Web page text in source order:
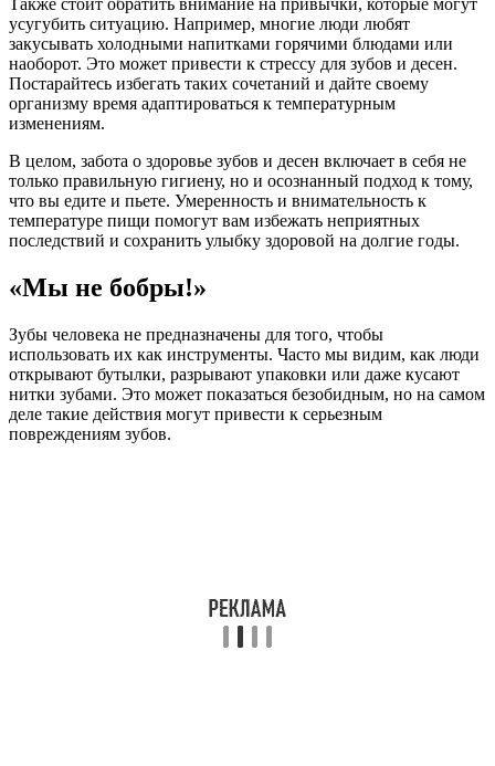
Также стоит обратить внимание на привычки, которые могут
усугубить ситуацию. Например, многие люди любят
закусывать холодными напитками горячими блюдами или
наоборот. Это может привести к стрессу для зубов и десен.
Постарайтесь избегать таких сочетаний и дайте своему
организму время адаптироваться к температурным
изменениям.
В целом, забота о здоровье зубов и десен включает в себя не
только правильную гигиену, но и осознанный подход к тому,
что вы едите и пьете. Умеренность и внимательность к
температуре пищи помогут вам избежать неприятных
последствий и сохранить улыбку здоровой на долгие годы.
«Мы не бобры!»
Зубы человека не предназначены для того, чтобы
использовать их как инструменты. Часто мы видим, как люди
открывают бутылки, разрывают упаковки или даже кусают
нитки зубами. Это может показаться безобидным, но на самом
деле такие действия могут привести к серьезным
повреждениям зубов.